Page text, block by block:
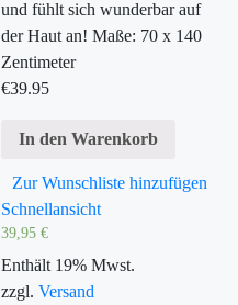
und fühlt sich wunderbar auf
der Haut an! Maße: 70 x 140
Zentimeter
€39.95
In den Warenkorb
Zur Wunschliste hinzufügen
Schnellansicht
39,95€
Enthält 19% Mwst.
zzgl.Versand